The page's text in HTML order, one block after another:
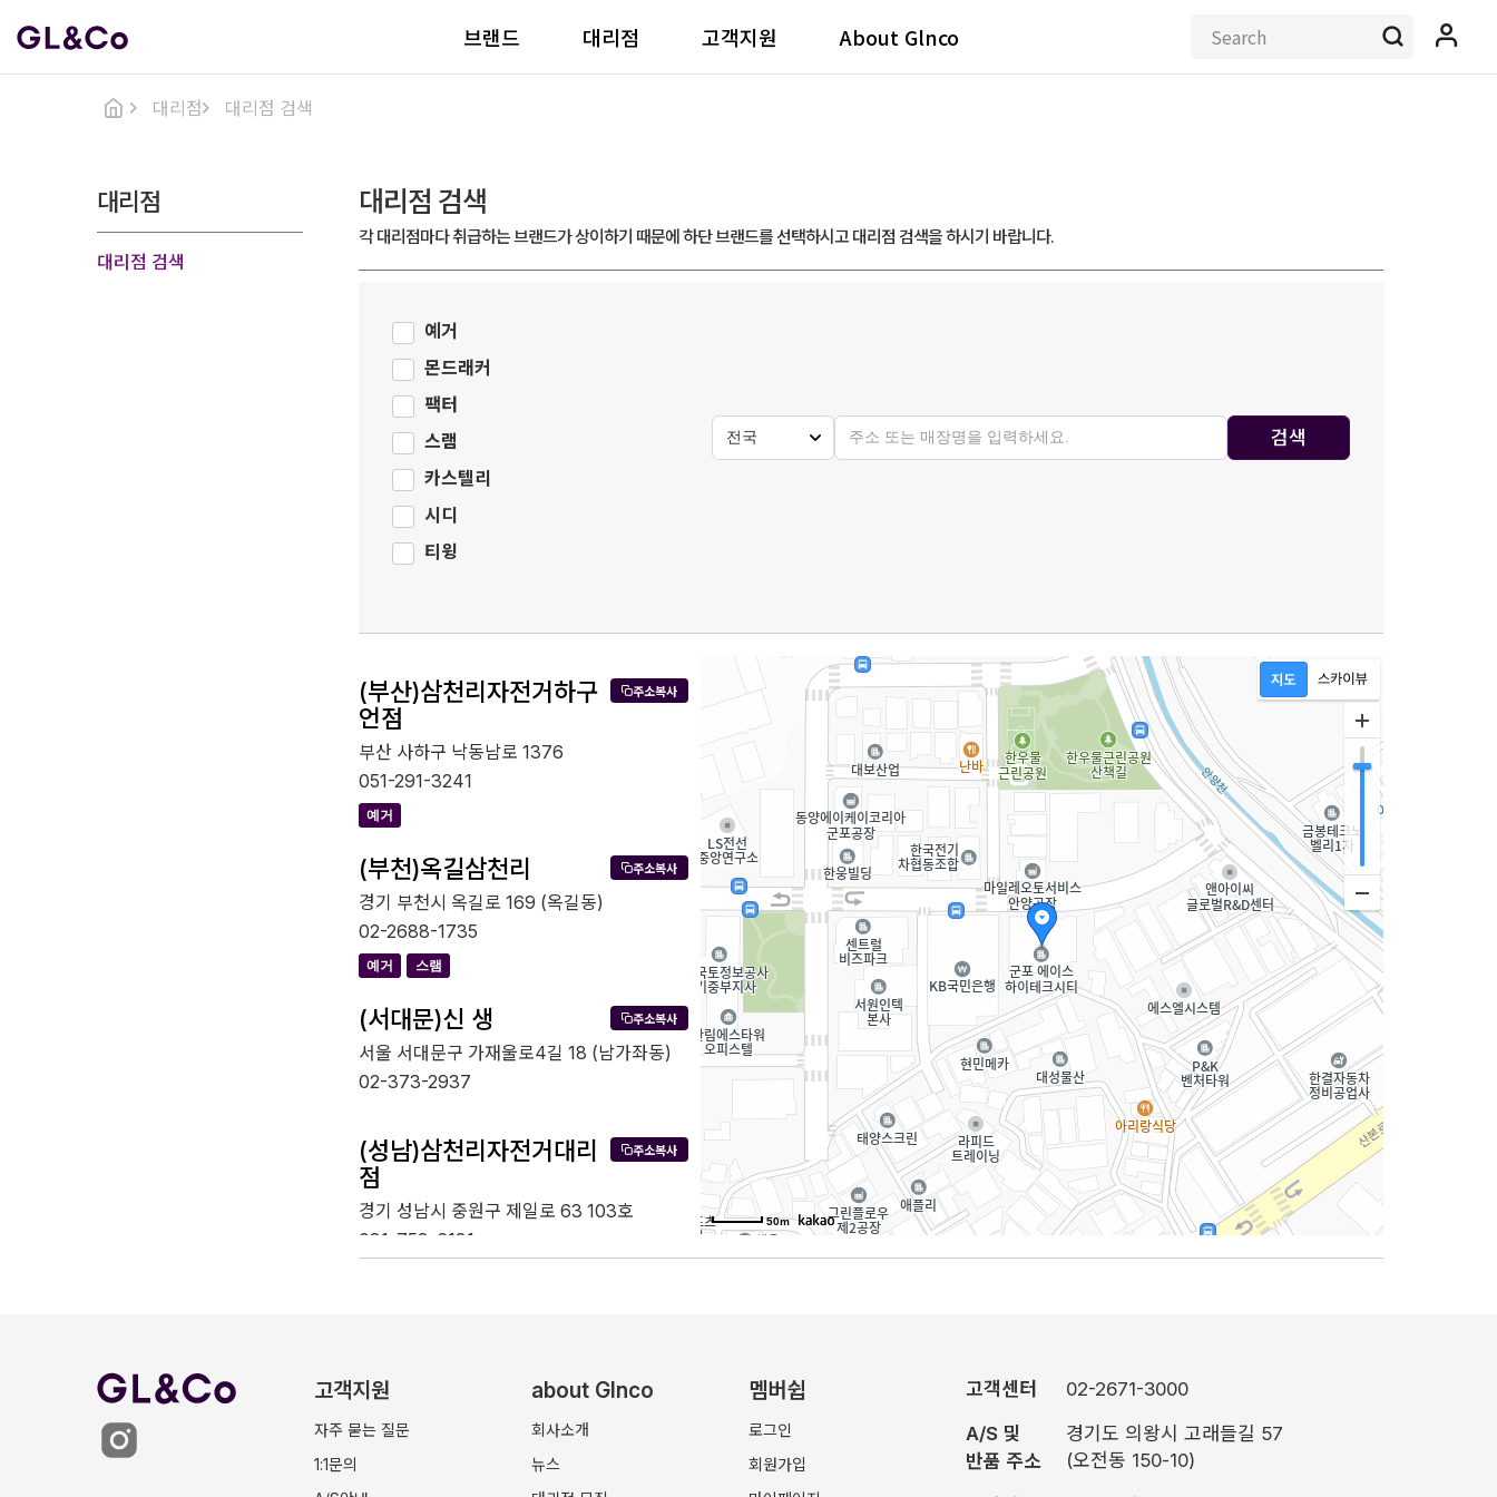
브랜드 대리점 고객지원 About Glnco
대리점 대리점 검색
대리점
대리점 검색
대리점 검색
각 대리점마다 취급하는 브랜드가 상이하기 때문에 하단 브랜드를 선택하시고 대리점 검색을 하시기 바랍니다.
예거
몬드래커
팩터
스램
카스텔리
시디
티윙
검색
(부산)삼천리자전거하구
언점
주소복사
부산 사하구 낙동남로 1376
051-291-3241
예거
(부천)옥길삼천리 주소복사
경기 부천시 옥길로 169 (옥길동)
02-2688-1735
예거 스램
(서대문)신 생 주소복사
서울 서대문구 가재울로4길 18 (남가좌동)
02-373-2937
(성남)삼천리자전거대리
점
주소복사
경기 성남시 중원구 제일로 63 103호
031-753-6181
031-439-3838
예거
(수원)삼천리북수원대리
50m
고객지원
자주 묻는 질문
1:1문의
about Glnco
회사소개
뉴스
멤버쉽
로그인
회원가입
고객센터
02-2671-3000
A/S 및
반품 주소
경기도 의왕시 고래들길 57
(오전동 150-10)